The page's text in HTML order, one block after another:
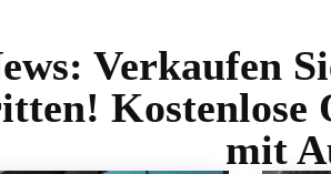
Verkaufen
Kostenlose
mit